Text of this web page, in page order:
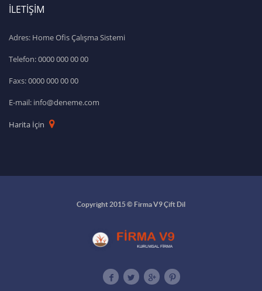
İLETİŞİM
Adres: Home Ofis Çalışma Sistemi
Telefon: 0000 000 00 00
Faxs: 0000 000 00 00
E-mail: info@deneme.com
Harita İçin
Copyright 2015 © Firma V9 Çift Dil